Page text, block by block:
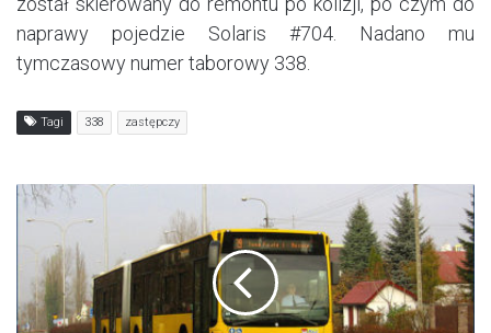
naprawy pojedzie Solaris #704. Nadano mu
tymczasowy numer taborowy 338.
Tagi 338 zastępczy